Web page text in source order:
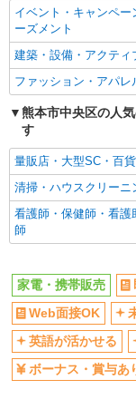
社員登用あり
イベント・キャンペー
ーズメント
建築・設備・アクティ
ファッション・アパレ
熊本市中央区の人
す
量販店・大型SC・百
清掃・ハウスクリーニ
看護師・保健師・看護
師
家電・携帯販売
Web面接OK
英語が活かせる
ボーナス・賞与あ